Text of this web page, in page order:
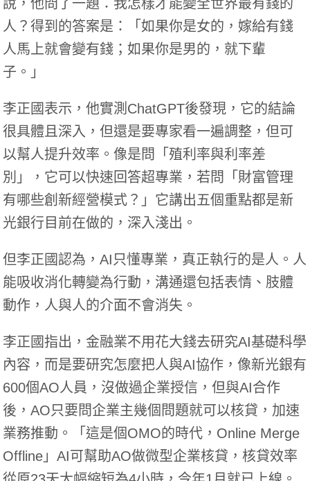
說，他問了一題：我怎樣才能變全世界最有錢的
人？得到的答案是：「如果你是女的，嫁給有錢
人馬上就會變有錢；如果你是男的，就下輩
子。」
李正國表示，他實測ChatGPT後發現，它的結論
很具體且深入，但還是要專家看一遍調整，但可
以幫人提升效率。像是問「殖利率與利率差
別」，它可以快速回答超專業，若問「財富管理
有哪些創新經營模式？」它講出五個重點都是新
光銀行目前在做的，深入淺出。
但李正國認為，AI只懂專業，真正執行的是人。人
能吸收消化轉變為行動，溝通還包括表情、肢體
動作，人與人的介面不會消失。
李正國指出，金融業不用花大錢去研究AI基礎科學
內容，而是要研究怎麼把人與AI協作，像新光銀有
600個AO人員，沒做過企業授信，但與AI合作
後，AO只要問企業主幾個問題就可以核貸，加速
業務推動。「這是個OMO的時代，Online Merge
Offline」AI可幫助AO做微型企業核貸，核貸效率